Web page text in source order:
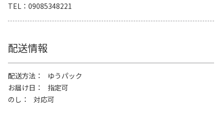
TEL
09085348221
配送情報
配送方法
ゆうパック
お届け日
指定可
のし
対応可